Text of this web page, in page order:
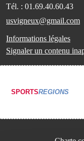
Tél. : 01.69.40.60.43
usvigneux@gmail.com
Informations légales
Signaler un contenu
SPORTSREGIONS